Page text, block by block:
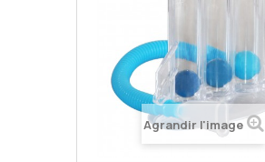
Agrandir l'image